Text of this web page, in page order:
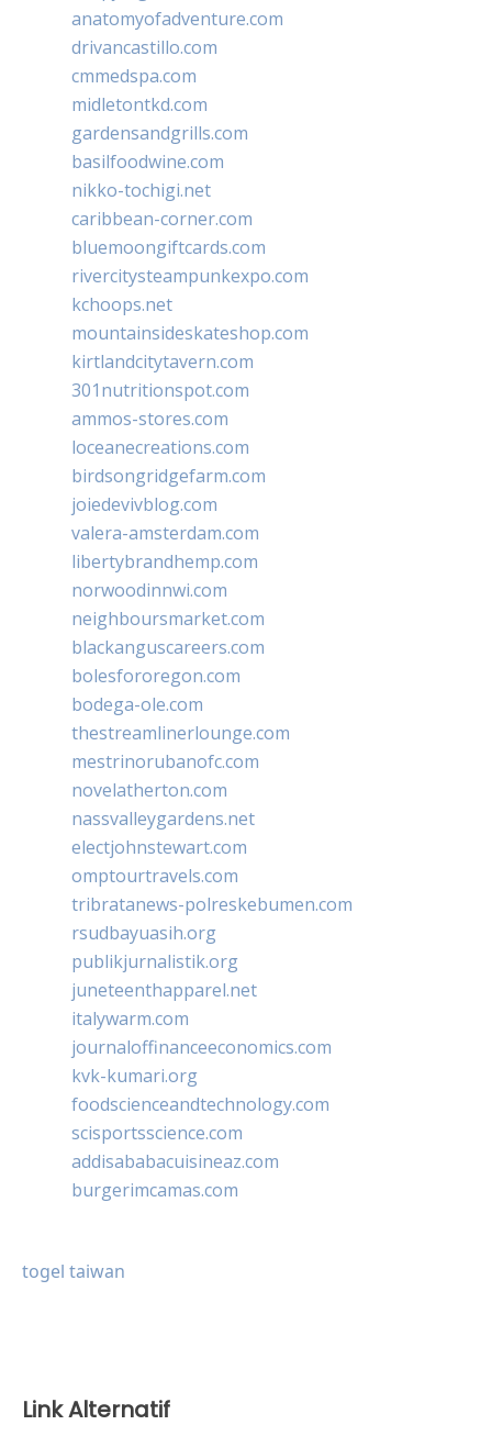
anatomyofadventure.com
drivancastillo.com
cmmedspa.com
midletontkd.com
gardensandgrills.com
basilfoodwine.com
nikko-tochigi.net
caribbean-corner.com
bluemoongiftcards.com
rivercitysteampunkexpo.com
kchoops.net
mountainsideskateshop.com
kirtlandcitytavern.com
301nutritionspot.com
ammos-stores.com
loceanecreations.com
birdsongridgefarm.com
joiedevivblog.com
valera-amsterdam.com
libertybrandhemp.com
norwoodinnwi.com
neighboursmarket.com
blackanguscareers.com
bolesfororegon.com
bodega-ole.com
thestreamlinerlounge.com
mestrinorubanofc.com
novelatherton.com
nassvalleygardens.net
electjohnstewart.com
omptourtravels.com
tribratanews-polreskebumen.com
rsudbayuasih.org
publikjurnalistik.org
juneteenthapparel.net
italywarm.com
journaloffinanceeconomics.com
kvk-kumari.org
foodscienceandtechnology.com
scisportsscience.com
addisababacuisineaz.com
burgerimcamas.com
togel taiwan
Link Alternatif